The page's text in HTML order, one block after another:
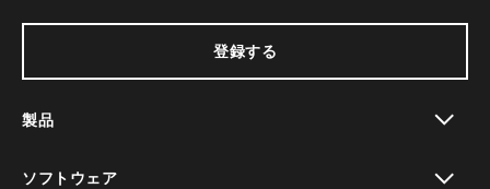
登録する
製品
ソフトウェア